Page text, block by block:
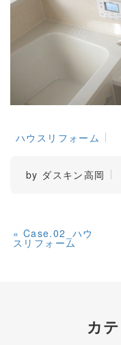
ハウスリフォーム
by ダスキン高岡
« Case.02_ハウ
スリフォーム
カ